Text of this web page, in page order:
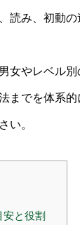
読み、初動
女やレベル
までを体系
い。
と役割